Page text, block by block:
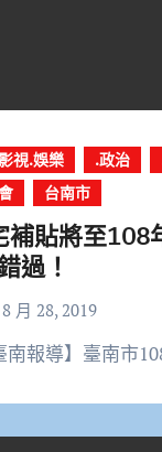
視.娛樂 .政治
台南市
補貼將至108
要錯過！
8 月 28, 2019
/臺南報導】臺南市